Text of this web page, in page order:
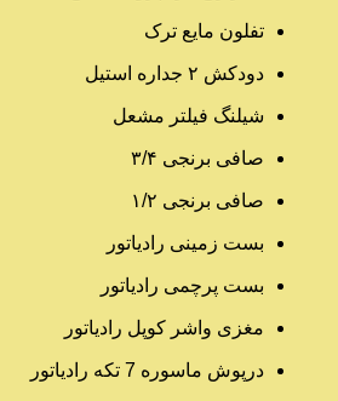
تفلون مایع ترک
دودکش ۲ جداره استیل
شیلنگ فیلتر مشعل
صافی برنجی ۳/۴
صافی برنجی ۱/۲
بست زمینی رادیاتور
بست پرچمی رادیاتور
مغزی واشر کوپل رادیاتور
درپوش ماسوره 7 تکه رادیاتور